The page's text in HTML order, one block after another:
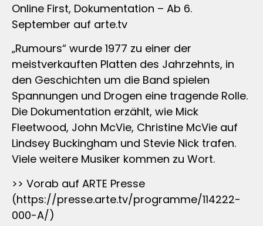
Online First, Dokumentation – Ab 6.
September auf arte.tv
„Rumours“ wurde 1977 zu einer der
meistverkauften Platten des Jahrzehnts, in
den Geschichten um die Band spielen
Spannungen und Drogen eine tragende Rolle.
Die Dokumentation erzählt, wie Mick
Fleetwood, John McVie, Christine McVie auf
Lindsey Buckingham und Stevie Nick trafen.
Viele weitere Musiker kommen zu Wort.
>> Vorab auf ARTE Presse
(https://presse.arte.tv/programme/114222-
000-A/)